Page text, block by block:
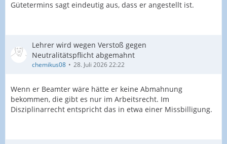
Gütetermins sagt eindeutig aus, dass er angestellt ist.
Lehrer wird wegen Verstoß gegen
Neutralitätspflicht abgemahnt
chemikus08 28. Juli 2026 22:22
Wenn er Beamter wäre hätte er keine Abmahnung
bekommen, die gibt es nur im Arbeitsrecht. Im
Disziplinarrecht entspricht das in etwa einer Missbilligung.